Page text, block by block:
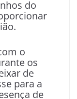
do
o
os
de
para a
de